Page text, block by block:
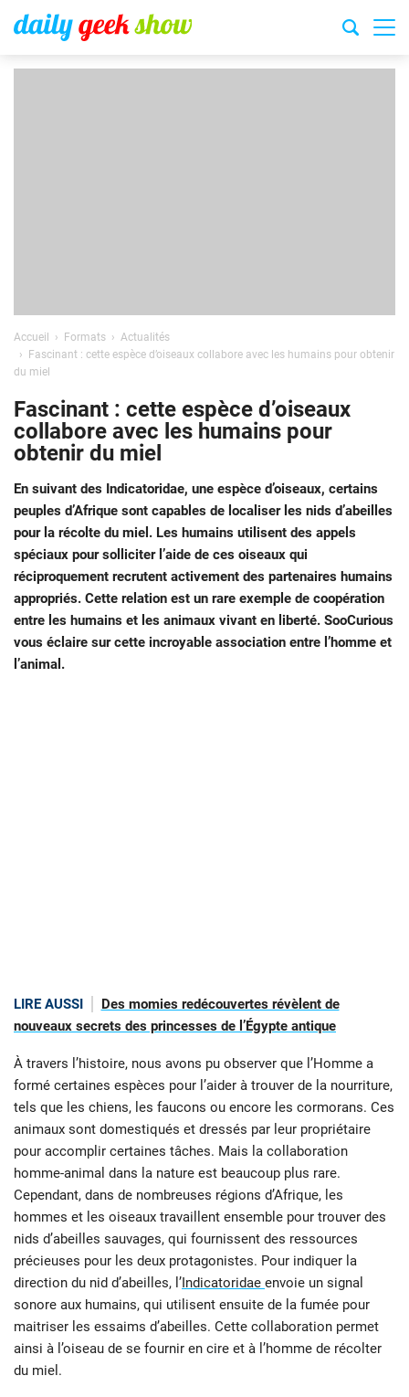
Accueil Formats
Actualités
Fascinant : cette espèce d’oiseaux collabore avec les humains pour obtenir
du miel
Fascinant : cette espèce d’oiseaux
collabore avec les humains pour
obtenir du miel
En suivant des Indicatoridae, une espèce d’oiseaux, certains
peuples d’Afrique sont capables de localiser les nids d’abeilles
pour la récolte du miel. Les humains utilisent des appels
spéciaux pour solliciter l’aide de ces oiseaux qui
réciproquement recrutent activement des partenaires humains
appropriés. Cette relation est un rare exemple de coopération
entre les humains et les animaux vivant en liberté. SooCurious
vous éclaire sur cette incroyable association entre l’homme et
l’animal.
LIRE AUSSI
Des momies redécouvertes révèlent de
nouveaux secrets des princesses de l’Égypte antique
À travers l’histoire, nous avons pu observer que l’Homme a
formé certaines espèces pour l’aider à trouver de la nourriture,
tels que les chiens, les faucons ou encore les cormorans. Ces
animaux sont domestiqués et dressés par leur propriétaire
pour accomplir certaines tâches. Mais la collaboration
homme-animal dans la nature est beaucoup plus rare.
Cependant, dans de nombreuses régions d’Afrique, les
hommes et les oiseaux travaillent ensemble pour trouver des
nids d’abeilles sauvages, qui fournissent des ressources
précieuses pour les deux protagonistes. Pour indiquer la
direction du nid d’abeilles, l’Indicatoridae envoie un signal
sonore aux humains, qui utilisent ensuite de la fumée pour
maitriser les essaims d’abeilles. Cette collaboration permet
ainsi à l’oiseau de se fournir en cire et à l’homme de récolter
du miel.